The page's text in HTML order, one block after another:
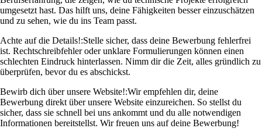
umgesetzt hast. Das hilft uns, deine Fähigkeiten besser einzuschätzen
und zu sehen, wie du ins Team passt.
Achte auf die Details!:Stelle sicher, dass deine Bewerbung fehlerfrei
ist. Rechtschreibfehler oder unklare Formulierungen können einen
schlechten Eindruck hinterlassen. Nimm dir die Zeit, alles gründlich zu
überprüfen, bevor du es abschickst.
Bewirb dich über unsere Website!:Wir empfehlen dir, deine
Bewerbung direkt über unsere Website einzureichen. So stellst du
sicher, dass sie schnell bei uns ankommt und du alle notwendigen
Informationen bereitstellst. Wir freuen uns auf deine Bewerbung!